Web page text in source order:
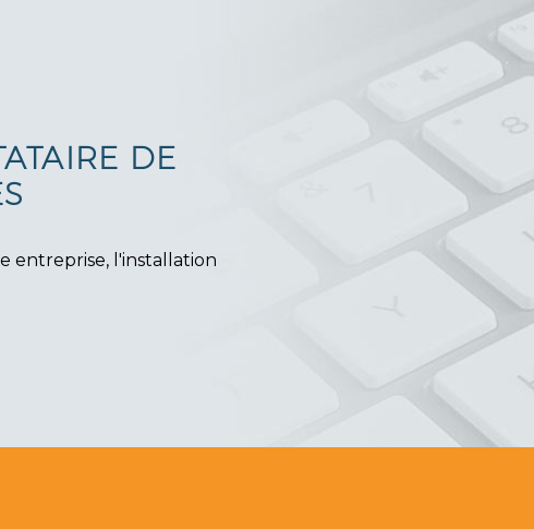
DE
entreprise, l'installation